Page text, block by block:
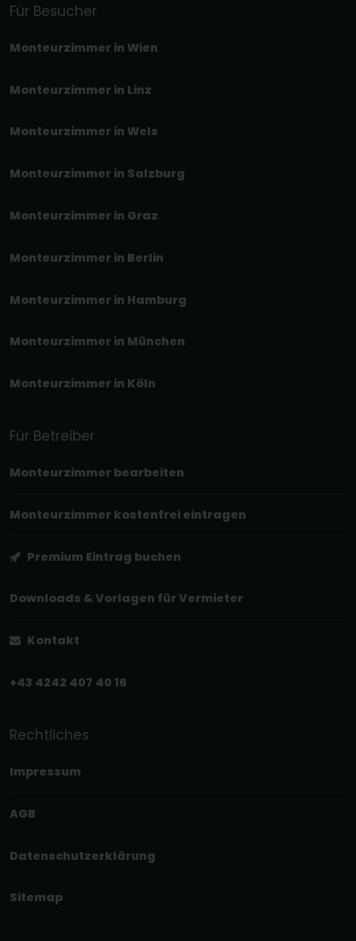
Für Besucher
Monteurzimmer in Wien
Monteurzimmer in Linz
Monteurzimmer in Wels
Monteurzimmer in Salzburg
Monteurzimmer in Graz
Monteurzimmer in Berlin
Monteurzimmer in Hamburg
Monteurzimmer in München
Monteurzimmer in Köln
Für Betreiber
Monteurzimmer bearbeiten
Monteurzimmer kostenfrei eintragen
Premium Eintrag buchen
Downloads & Vorlagen für Vermieter
Kontakt
+43 4242 407 40 16
Rechtliches
Impressum
AGB
Datenschutzerklärung
Sitemap